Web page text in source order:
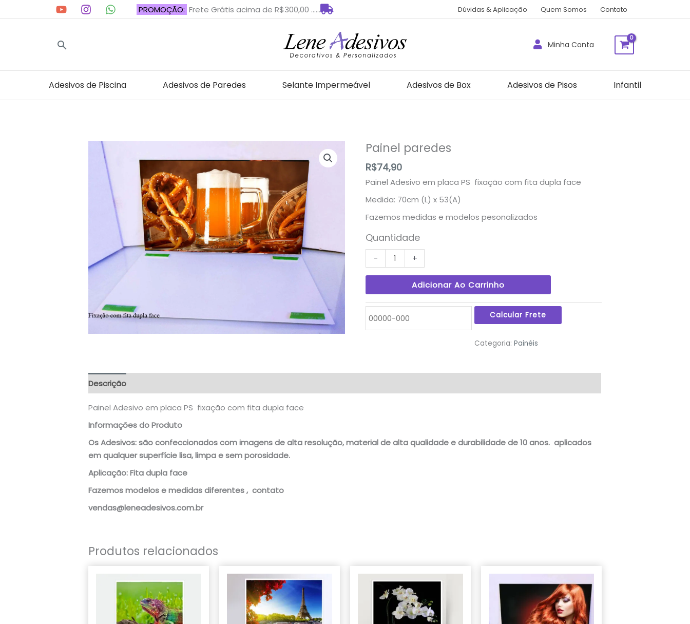
para
PROMOÇÃO: Frete Grátis acima de R$300,00 ...... Dúvidas & Aplicação Quem Somos Contato
Pesquisar Minha Conta
Adesivos de Piscina Adesivos de Paredes Selante Impermeável Adesivos de Box Adesivos de Pisos Infantil
Painel paredes
R$74,90
Painel Adesivo em placa PS fixação com fita dupla face
Medida: 70cm (L) x 53(A)
Fazemos medidas e modelos pesonalizados
Quantidade
-
Painel
quantidade
+
Adicionar Ao Carrinho
Categoria: Painéis
Descrição
Painel Adesivo em placa PS fixação com fita dupla face
Informações do Produto
Os Adesivos: são confeccionados com imagens de alta resolução, material de alta qualidade e durabilidade de 10 anos. aplicados
em qualquer superfície lisa, limpa e sem porosidade.
Aplicação: Fita dupla face
Fazemos modelos e medidas diferentes , contato
vendas@leneadesivos.com.br
Produtos relacionados